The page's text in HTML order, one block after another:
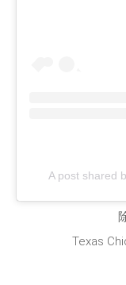
A post shared
Texas